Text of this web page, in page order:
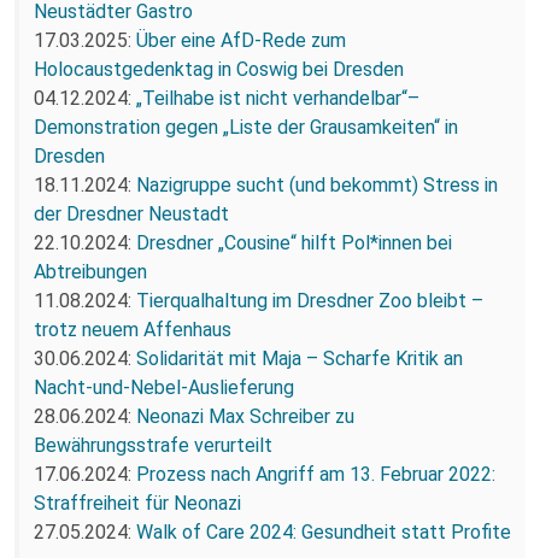
Neustädter Gastro
17.03.2025: Über eine AfD-Rede zum
Holocaustgedenktag in Coswig bei Dresden
04.12.2024: „Teilhabe ist nicht verhandelbar“–
Demonstration gegen „Liste der Grausamkeiten“ in
Dresden
18.11.2024: Nazigruppe sucht (und bekommt) Stress in
der Dresdner Neustadt
22.10.2024: Dresdner „Cousine“ hilft Pol*innen bei
Abtreibungen
11.08.2024: Tierqualhaltung im Dresdner Zoo bleibt –
trotz neuem Affenhaus
30.06.2024: Solidarität mit Maja – Scharfe Kritik an
Nacht-und-Nebel-Auslieferung
28.06.2024: Neonazi Max Schreiber zu
Bewährungsstrafe verurteilt
17.06.2024: Prozess nach Angriff am 13. Februar 2022:
Straffreiheit für Neonazi
27.05.2024: Walk of Care 2024: Gesundheit statt Profite